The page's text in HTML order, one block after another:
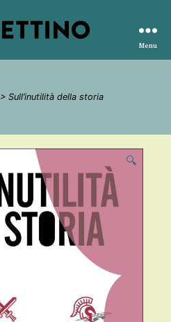
editore
Menu
> Sull’inutilità della storia
🔍